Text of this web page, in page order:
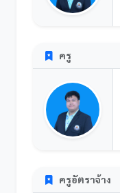
ครู
ครูอัตราจ้าง